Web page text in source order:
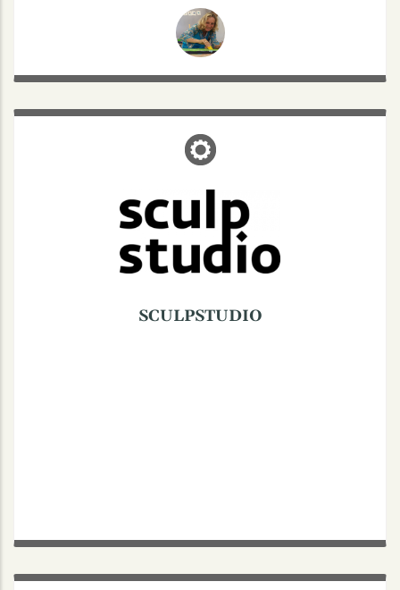
SCULPSTUDIO
SCULPSTUDIO
Friseur sculpstudio:
(0251) 39997030